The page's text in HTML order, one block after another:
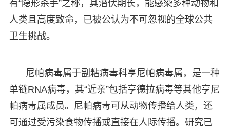
有“隐形杀手”之称，其潜伏期长，能感染多种动物和
人类且高度致命，已被公认为不可忽视的全球公共
卫生挑战。
尼帕病毒属于副粘病毒科亨尼帕病毒属，是一种
单链RNA病毒，其“近亲”包括亨德拉病毒等其他亨尼
帕病毒属成员。尼帕病毒可从动物传播给人类，还
可通过受污染食物传播或直接在人际传播。研究已